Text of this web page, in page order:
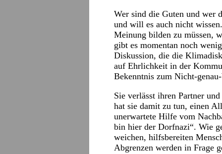
Wer sind die Guten und wer
und will es auch nicht
Meinung bilden zu müssen,
gibt es momentan noch
Diskussion, die die
auf Ehrlichkeit in der
Bekenntnis zum Nicht-
Sie verlässt ihren Partner
hat sie damit zu tun, einen
unerwartete Hilfe vom
bin hier der Dorfnazi“. Wie
weichen, hilfsbereiten
Abgrenzen werden in Frage